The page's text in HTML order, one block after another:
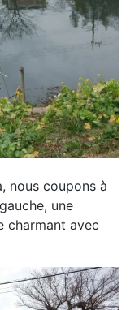
nous coupons à
une
charmant avec